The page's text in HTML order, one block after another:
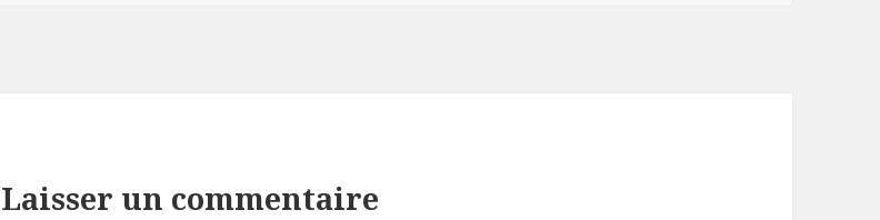
Laisser un commentaire